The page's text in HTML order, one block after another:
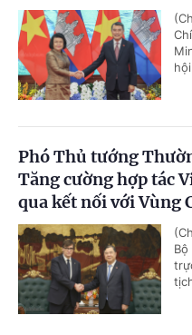
Phó Thủ tướng
Tăng cường hợp tác
qua kết nối với Vùng